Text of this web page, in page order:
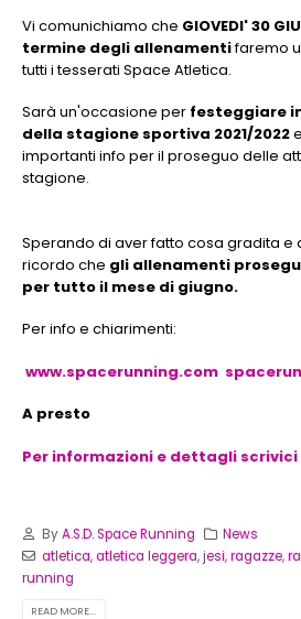
Vi comunichiamo che GIOVEDI' 30
termine degli allenamentifaremo
tutti i tesserati Space Atletica.
Sarà un'occasione per festeggiare
della stagione sportiva 2021/2022
importanti info per il proseguo delle
stagione.
Sperando di aver fatto cosa gradita e
ricordo che gli allenamenti
per tutto il mese di giugno.
Per info e chiarimenti:
www.spacerunning.com
A presto
Per informazioni e dettagli scrivici
ByA.S.D. Space Running
News
atletica,atletica leggera,jesi,ragazze,
running
READ MORE...